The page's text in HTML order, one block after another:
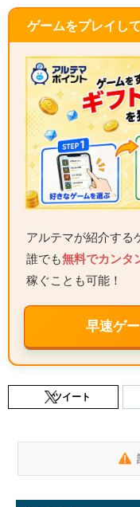
ゲームをプレイし
アルテマが紹介する
誰でも無料でカンタ
稼ぐことも可能！
早速ゲ
ツイート